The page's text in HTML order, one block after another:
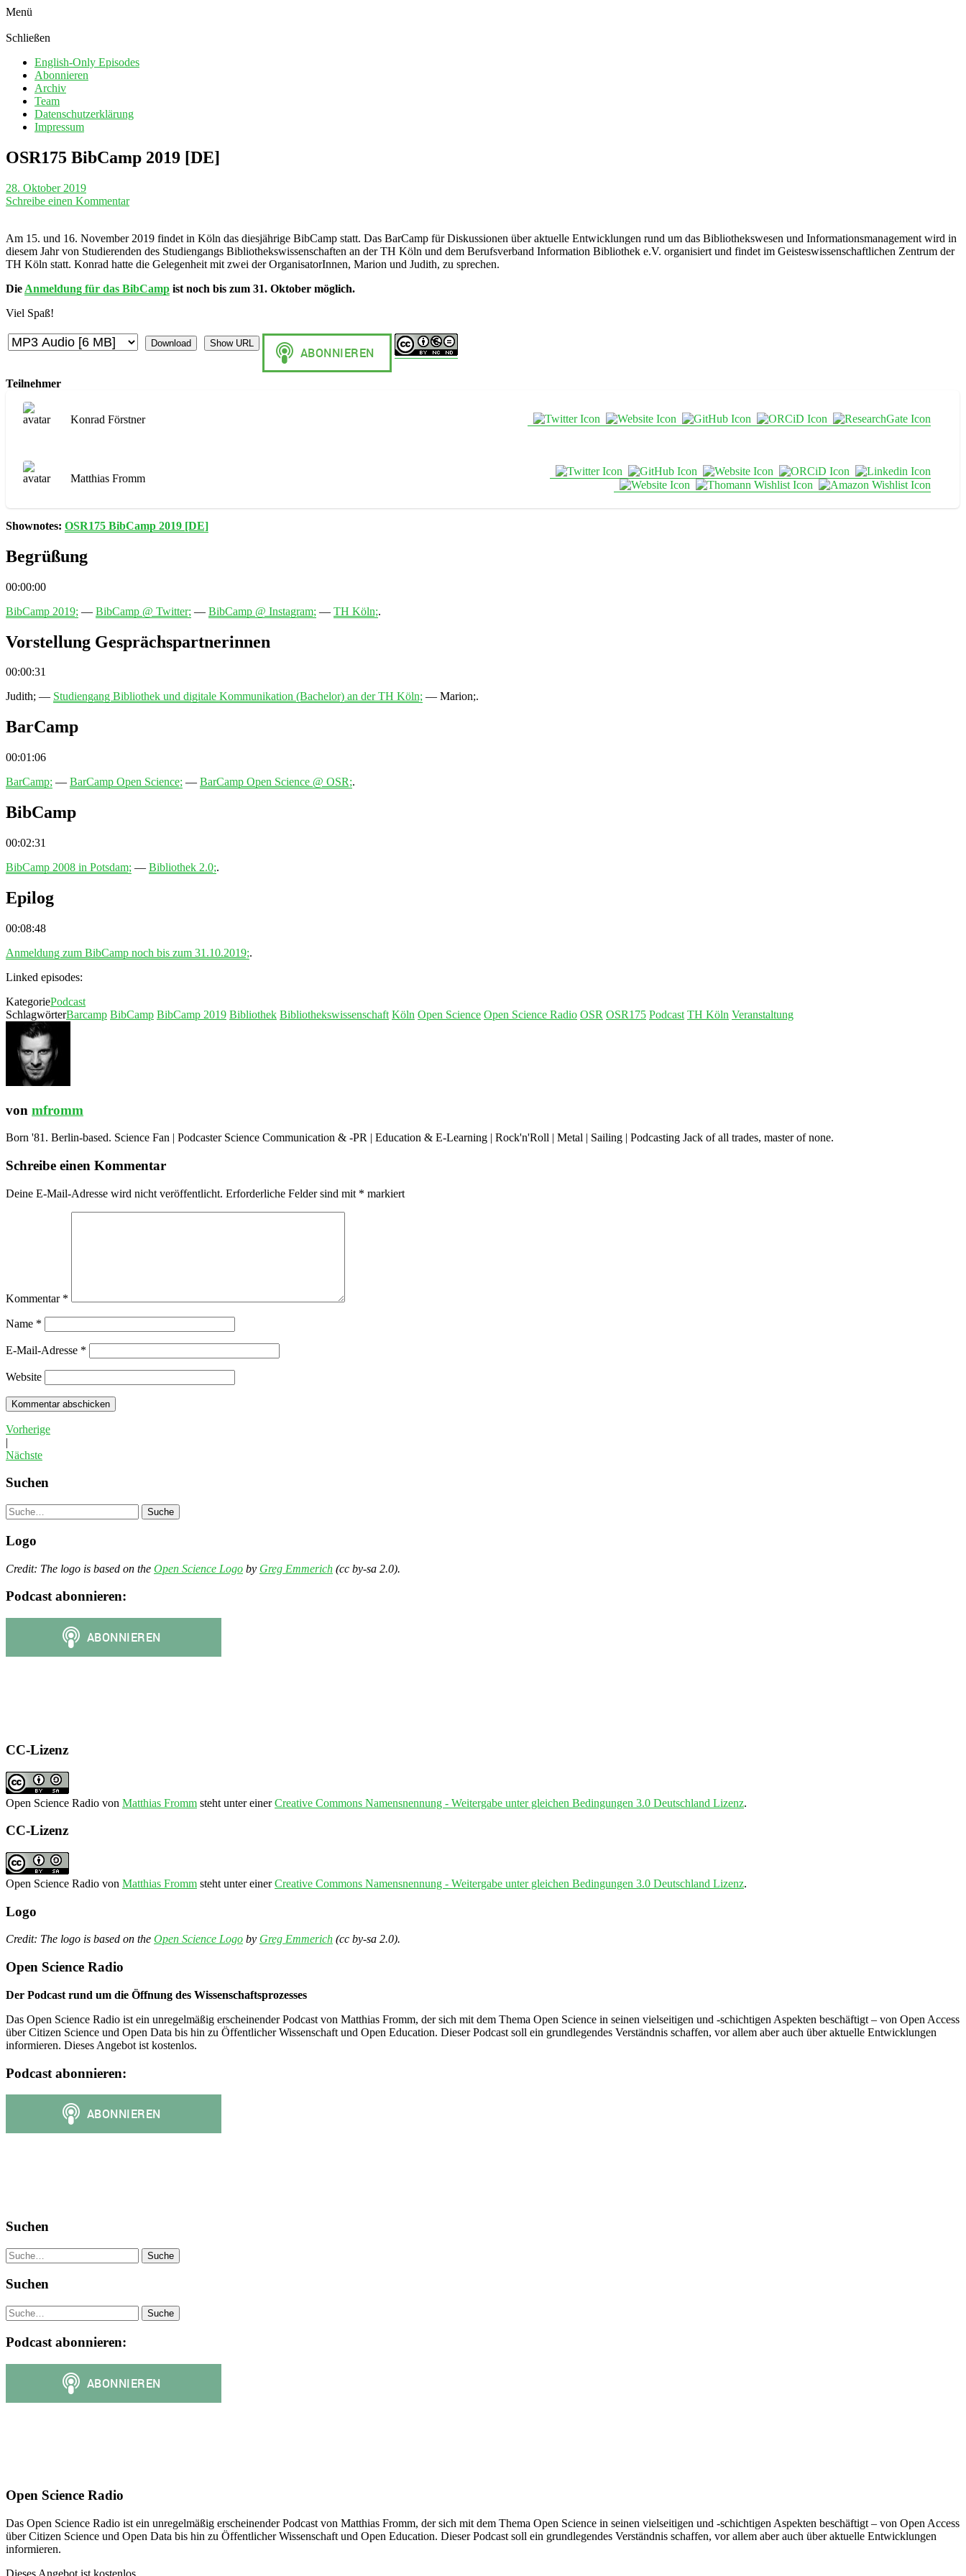
Menü
Schließen
English-Only Episodes
Abonnieren
Archiv
Team
Datenschutzerklärung
Impressum
OSR175 BibCamp 2019 [DE]
28. Oktober 2019
Schreibe einen Kommentar
Am 15. und 16. November 2019 findet in Köln das diesjährige BibCamp statt. Das BarCamp für Diskussionen über aktuelle Entwicklungen rund um das Bibliothekswesen und Informationsmanagement wird in
diesem Jahr von Studierenden des Studiengangs Bibliothekswissenschaften an der TH Köln und dem Berufsverband Information Bibliothek e.V. organisiert und findet im Geisteswissenschaftlichen Zentrum der
TH Köln statt. Konrad hatte die Gelegenheit mit zwei der OrganisatorInnen, Marion und Judith, zu sprechen.
Die Anmeldung für das BibCamp ist noch bis zum 31. Oktober möglich.
Viel Spaß!
Download Show URL
Teilnehmer
Konrad Förstner
Matthias Fromm
Shownotes: OSR175 BibCamp 2019 [DE]
Begrüßung
00:00:00
BibCamp 2019; — BibCamp @ Twitter; — BibCamp @ Instagram; — TH Köln;.
Vorstellung Gesprächspartnerinnen
00:00:31
Judith; — Studiengang Bibliothek und digitale Kommunikation (Bachelor) an der TH Köln; — Marion;.
BarCamp
00:01:06
BarCamp; — BarCamp Open Science; — BarCamp Open Science @ OSR;.
BibCamp
00:02:31
BibCamp 2008 in Potsdam; — Bibliothek 2.0;.
Epilog
00:08:48
Anmeldung zum BibCamp noch bis zum 31.10.2019;.
Linked episodes:
KategoriePodcast
SchlagwörterBarcamp BibCamp BibCamp 2019 Bibliothek Bibliothekswissenschaft Köln Open Science Open Science Radio OSR OSR175 Podcast TH Köln Veranstaltung
von mfromm
Born '81. Berlin-based. Science Fan | Podcaster Science Communication & -PR | Education & E-Learning | Rock'n'Roll | Metal | Sailing | Podcasting Jack of all trades, master of none.
Schreibe einen Kommentar
Deine E-Mail-Adresse wird nicht veröffentlicht. Erforderliche Felder sind mit * markiert
Kommentar *
Name *
E-Mail-Adresse *
Website
Vorherige
|
Nächste
Suchen
Suche
Logo
Credit: The logo is based on the Open Science Logo by Greg Emmerich (cc by-sa 2.0).
Podcast abonnieren:
CC-Lizenz
Open Science Radio von Matthias Fromm steht unter einerCreative Commons Namensnennung - Weitergabe unter gleichen Bedingungen 3.0 Deutschland Lizenz.
CC-Lizenz
Open Science Radio von Matthias Fromm steht unter einerCreative Commons Namensnennung - Weitergabe unter gleichen Bedingungen 3.0 Deutschland Lizenz.
Logo
Credit: The logo is based on the Open Science Logo by Greg Emmerich (cc by-sa 2.0).
Open Science Radio
Der Podcast rund um die Öffnung des Wissenschaftsprozesses
Das Open Science Radio ist ein unregelmäßig erscheinender Podcast von Matthias Fromm, der sich mit dem Thema Open Science in seinen vielseitigen und -schichtigen Aspekten beschäftigt – von Open Access
über Citizen Science und Open Data bis hin zu Öffentlicher Wissenschaft und Open Education. Dieser Podcast soll ein grundlegendes Verständnis schaffen, vor allem aber auch über aktuelle Entwicklungen
informieren. Dieses Angebot ist kostenlos.
Podcast abonnieren:
Suchen
Suche
Suchen
Suche
Podcast abonnieren:
Open Science Radio
Das Open Science Radio ist ein unregelmäßig erscheinender Podcast von Matthias Fromm, der sich mit dem Thema Open Science in seinen vielseitigen und -schichtigen Aspekten beschäftigt – von Open Access
über Citizen Science und Open Data bis hin zu Öffentlicher Wissenschaft und Open Education. Dieser Podcast soll ein grundlegendes Verständnis schaffen, vor allem aber auch über aktuelle Entwicklungen
informieren.
Dieses Angebot ist kostenlos.